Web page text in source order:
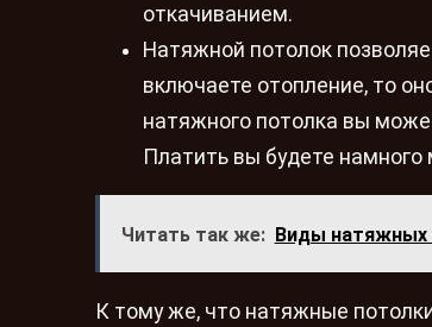
откачиванием.
Натяжной потолок
включаете отопление, то
натяжного потолка вы
Платить вы будете
Читать так же: Виды натяжных
К тому же, что натяжные